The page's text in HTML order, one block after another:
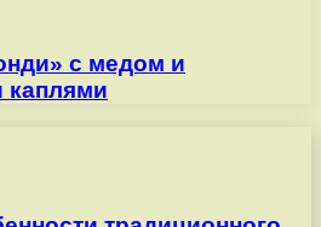
с медом и